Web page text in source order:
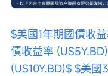
$美國1年期國債收
債收益率
(US10Y.BD)$ $美國